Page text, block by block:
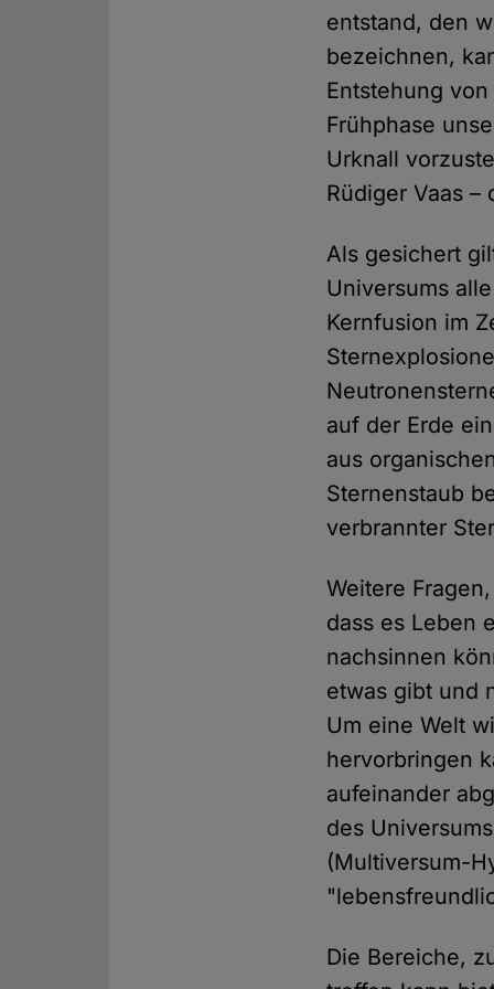
entstand, den
bezeichnen,
Entstehung
Frühphase
Urknall
Rüdiger Vaas
Als gesichert
Universums
Kernfusion im
auf der Erde
aus
Sternenstaub
verbrannter
Weitere
dass es Leben
nachsinnen
etwas gibt und
Um eine Welt
hervorbringen
aufeinander
des
(Multiversum-
Die Bereiche,